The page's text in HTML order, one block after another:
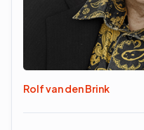
Rolf van den Brink